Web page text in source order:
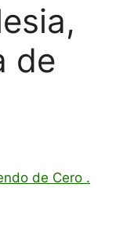
de
de Cero .